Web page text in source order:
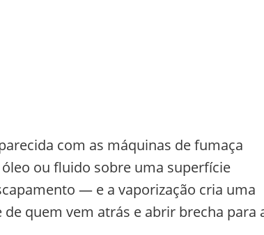
com as máquinas de fumaça
ou fluido sobre uma superfície
— e a vaporização cria uma
quem vem atrás e abrir brecha para